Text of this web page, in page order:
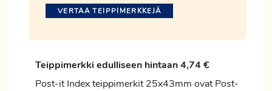
VERTAA TEIPPIMERKKEJÄ
Teippimerkki edulliseen hintaan 4,74 €
Post-it Index teippimerkit 25x43mm ovat Post-